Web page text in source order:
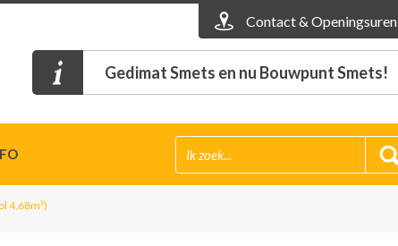
Contact & Openingsuren
Gedimat Smets en nu Bouwpunt Smets!
4,68m²)